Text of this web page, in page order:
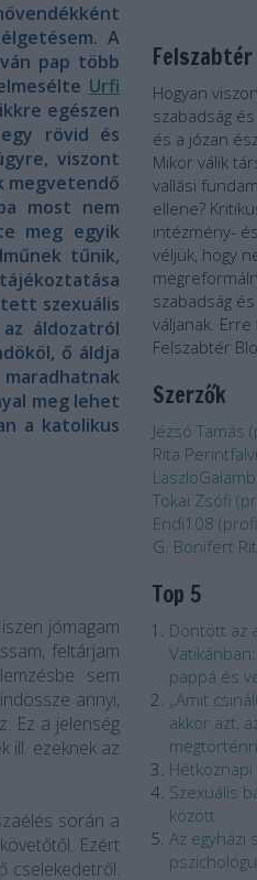
A
pap több
Urfi
egészen
rövid és
viszont
megvetendő
most nem
meg egyik
tűnik,
szexuális
áldozatról
ő áldja
meg lehet
a katolikus
jómagam
feltárjam
sem
annyi,
Ez a jelenség
ill. ezeknek az
során a
Ezért
cselekedetről.
Felszabtér
Hogyan
szabadság
és a józan
Mikor válik
vallási
ellene?
intézmény-
véljük, hogy
szabadság
váljanak.
Felszabtér
Szerzők
Jézsó Tamás (
Rita Perintfalvi
Tokai Zsófi (
Endi108 (
G. Bonifert
Top 5
Döntött az
pappá és
„Amit
akkor azt,
Szexuális
között
Az egyházi